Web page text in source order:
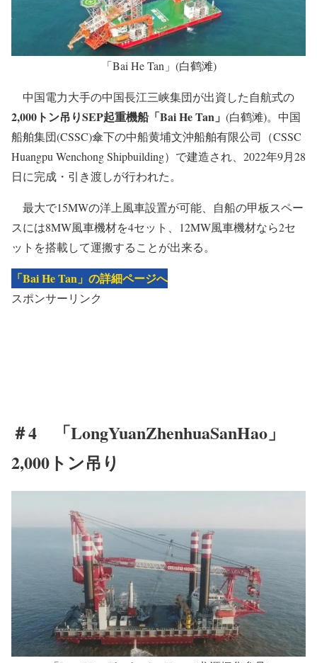
「Bai He Tan」(白鹤滩)
中国電力大手の中国長江三峡集団が出資した自航式の
2,000トン吊りSEP起重機船「Bai He Tan」 (白鹤滩)。中国
船舶集団(CSSC)傘下の中船黄埔文沖船舶有限公司（CSSC
Huangpu Wenchong Shipbuilding）で建造され、2022年9月28
日に完成・引き渡しが行われた。
最大で15MWの洋上風車設置が可能、自船の甲板スペー
スには8MW風車機材を4セット、12MW風車機材なら2セ
ットを搭載して運搬することが出来る。
「Bai He Tan」の詳細ページへ
スポンサーリンク
＃4 「LongYuanZhenhuaSanHao」
2,000トン吊り